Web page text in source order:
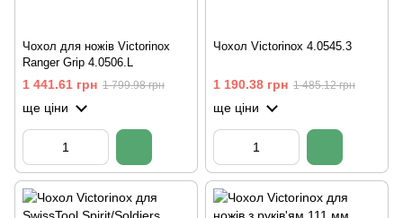
Чохол для ножів Victorinox
Ranger Grip 4.0506.L
1 441.61 грн 1 799.98 грн
ще ціни
Чохол Victorinox 4.0545.3
1 190.38 грн 1 485.12 грн
ще ціни